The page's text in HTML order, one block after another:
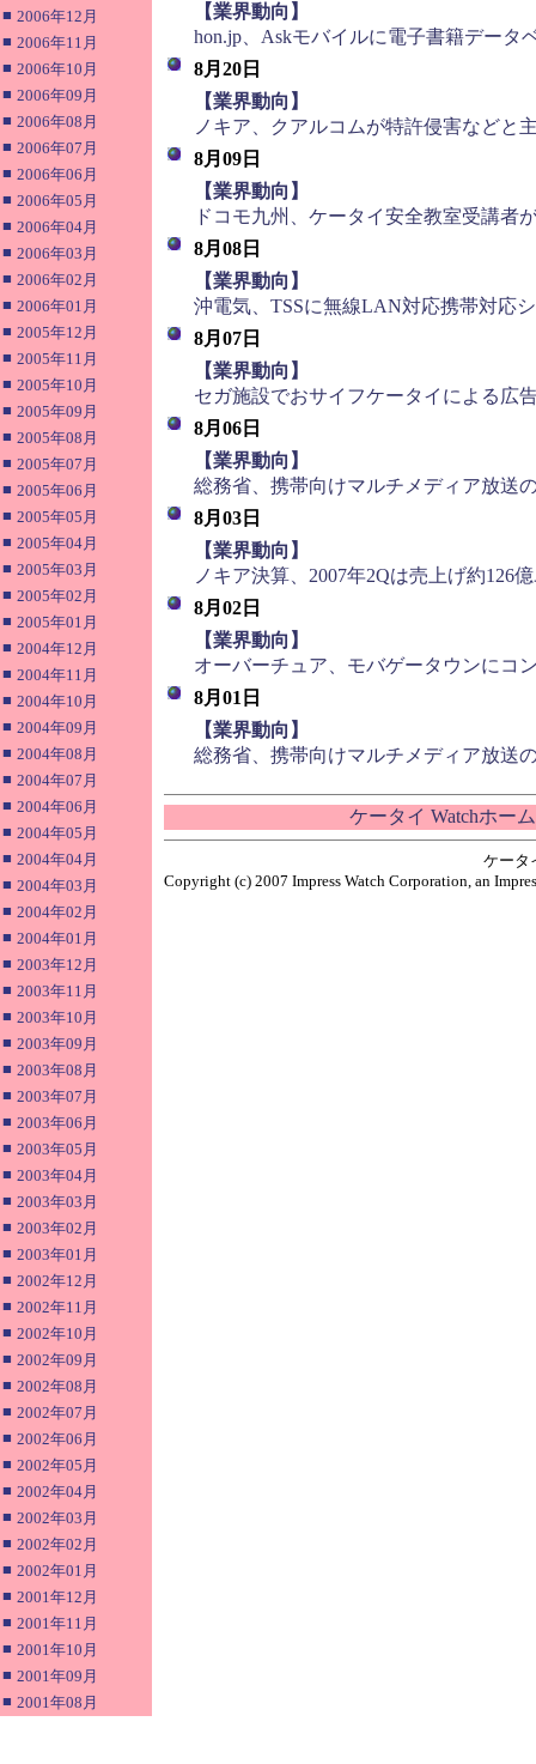
■ 2006年12月
■ 2006年11月
■ 2006年10月
■ 2006年09月
■ 2006年08月
■ 2006年07月
■ 2006年06月
■ 2006年05月
■ 2006年04月
■ 2006年03月
■ 2006年02月
■ 2006年01月
■ 2005年12月
■ 2005年11月
■ 2005年10月
■ 2005年09月
■ 2005年08月
■ 2005年07月
■ 2005年06月
■ 2005年05月
■ 2005年04月
■ 2005年03月
■ 2005年02月
■ 2005年01月
■ 2004年12月
■ 2004年11月
■ 2004年10月
■ 2004年09月
■ 2004年08月
■ 2004年07月
■ 2004年06月
■ 2004年05月
■ 2004年04月
■ 2004年03月
■ 2004年02月
■ 2004年01月
■ 2003年12月
■ 2003年11月
■ 2003年10月
■ 2003年09月
■ 2003年08月
■ 2003年07月
■ 2003年06月
■ 2003年05月
■ 2003年04月
■ 2003年03月
■ 2003年02月
■ 2003年01月
■ 2002年12月
■ 2002年11月
■ 2002年10月
■ 2002年09月
■ 2002年08月
■ 2002年07月
■ 2002年06月
■ 2002年05月
■ 2002年04月
■ 2002年03月
■ 2002年02月
■ 2002年01月
■ 2001年12月
■ 2001年11月
■ 2001年10月
■ 2001年09月
■ 2001年08月
【業界動向】
hon.jp、Askモバイルに電子書籍データ
8月20日
【業界動向】
ノキア、クアルコムが特許侵害などと
8月09日
【業界動向】
ドコモ九州、ケータイ安全教室受講者
8月08日
【業界動向】
沖電気、TSSに無線LAN対応携帯対応
8月07日
【業界動向】
セガ施設でおサイフケータイによる広
8月06日
【業界動向】
総務省、携帯向けマルチメディア放送
8月03日
【業界動向】
ノキア決算、2007年2Qは売上げ約126
8月02日
【業界動向】
オーバーチュア、モバゲータウンにコ
8月01日
【業界動向】
総務省、携帯向けマルチメディア放送
ケータイ Watchホー
ケー
Copyright (c) 2007 Impress Watch Corporation, an